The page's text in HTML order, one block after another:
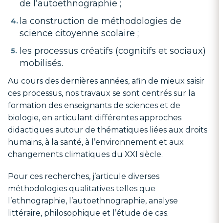
de l’autoethnographie ;
la construction de méthodologies de
science citoyenne scolaire ;
les processus créatifs (cognitifs et sociaux)
mobilisés.
Au cours des dernières années, afin de mieux saisir
ces processus, nos travaux se sont centrés sur la
formation des enseignants de sciences et de
biologie, en articulant différentes approches
didactiques autour de thématiques liées aux droits
humains, à la santé, à l’environnement et aux
changements climatiques du XXI siècle.
Pour ces recherches, j’articule diverses
méthodologies qualitatives telles que
l’ethnographie, l’autoethnographie, analyse
littéraire, philosophique et l’étude de cas.